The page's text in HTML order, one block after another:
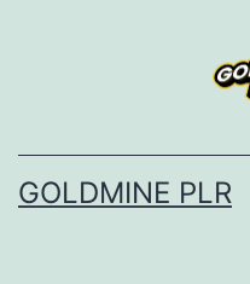
GOLDMINE PLR